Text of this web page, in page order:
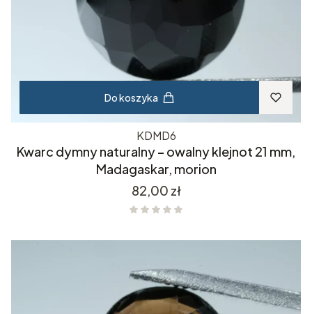
Do koszyka
KDMD6
Kwarc dymny naturalny – owalny klejnot 21 mm,
Madagaskar, morion
Cena
82,00 zł